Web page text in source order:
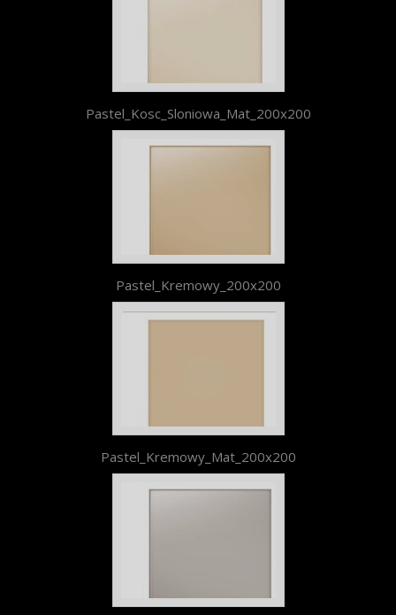
Pastel_Kosc_Sloniowa_Mat_200x200
Pastel_Kremowy_200x200
Pastel_Kremowy_Mat_200x200